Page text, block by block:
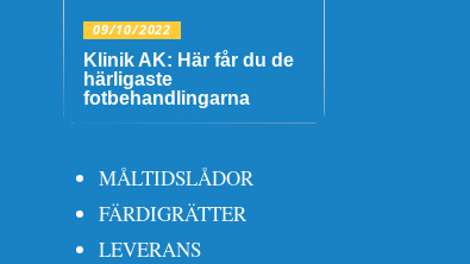
09/10/2022
Klinik AK: Här får du de
härligaste
fotbehandlingarna
MÅLTIDSLÅDOR
FÄRDIGRÄTTER
LEVERANS